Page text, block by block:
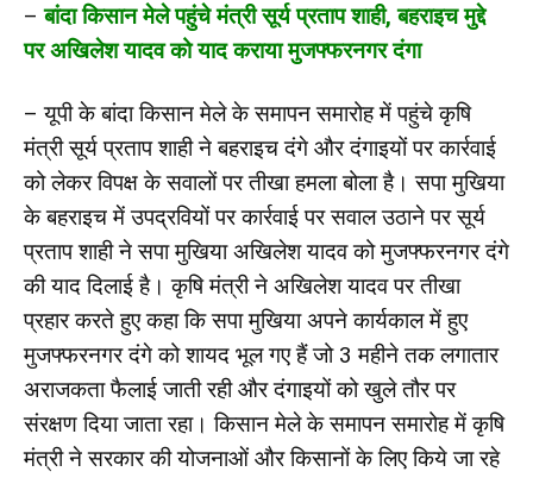
–बांदा किसान मेले पहुंचे मंत्री सूर्य प्रताप शाही, बहराइच मुद्दे
पर अखिलेश यादव को याद कराया मुजफ्फरनगर दंगा
– यूपी के बांदा किसान मेले के समापन समारोह में पहुंचे कृषि
मंत्री सूर्य प्रताप शाही ने बहराइच दंगे और दंगाइयों पर कार्रवाई
को लेकर विपक्ष के सवालों पर तीखा हमला बोला है। सपा मुखिया
के बहराइच में उपद्रवियों पर कार्रवाई पर सवाल उठाने पर सूर्य
प्रताप शाही ने सपा मुखिया अखिलेश यादव को मुजफ्फरनगर दंगे
की याद दिलाई है। कृषि मंत्री ने अखिलेश यादव पर तीखा
प्रहार करते हुए कहा कि सपा मुखिया अपने कार्यकाल में हुए
मुजफ्फरनगर दंगे को शायद भूल गए हैं जो 3 महीने तक लगातार
अराजकता फैलाई जाती रही और दंगाइयों को खुले तौर पर
संरक्षण दिया जाता रहा। किसान मेले के समापन समारोह में कृषि
मंत्री ने सरकार की योजनाओं और किसानों के लिए किये जा रहे